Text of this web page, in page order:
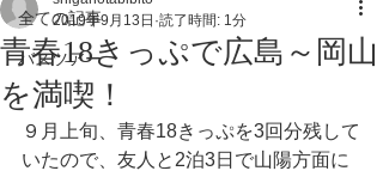
全ての記事
バスツアー
青春18きっぷで広島～岡山
を満喫！
2019年9月13日 読了時間: 1分
９月上旬、青春18きっぷを3回分残して
いたので、友人と2泊3日で山陽方面に